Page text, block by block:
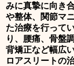
みに真摯に向き
や整体、関節マ
た治療を行って
り、腰痛、骨盤
背矯正など幅広
ロアスリートの